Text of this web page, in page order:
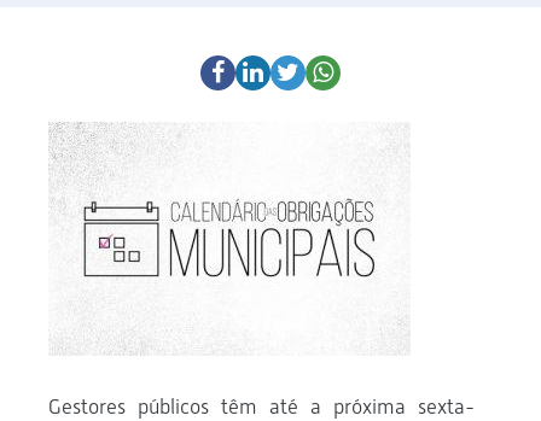
Gestores públicos têm até a próxima sexta-